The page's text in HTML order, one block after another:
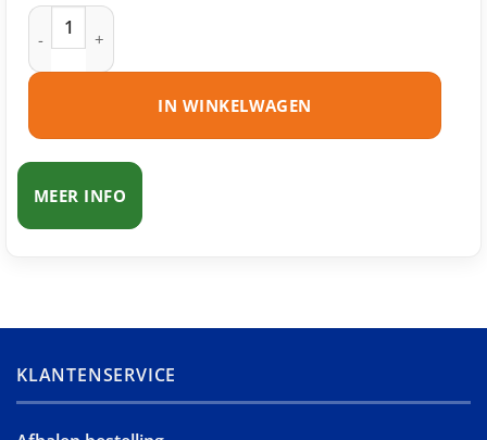
Canon 046H toner zwart huismerk aantal
IN WINKELWAGEN
MEER INFO
KLANTENSERVICE